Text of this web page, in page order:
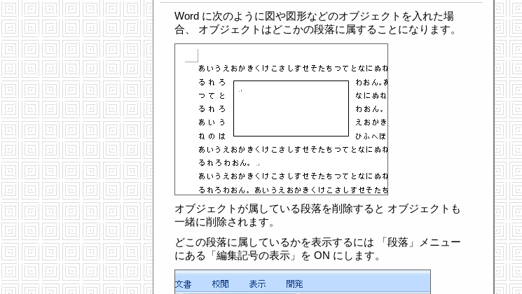
Word に次のように図や図形などのオブジェクトを入れた場
合、 オブジェクトはどこかの段落に属することになります。
オブジェクトが属している段落を削除すると オブジェクトも
一緒に削除されます。
どこの段落に属しているかを表示するには 「段落」メニュー
にある「編集記号の表示」を ON にします。